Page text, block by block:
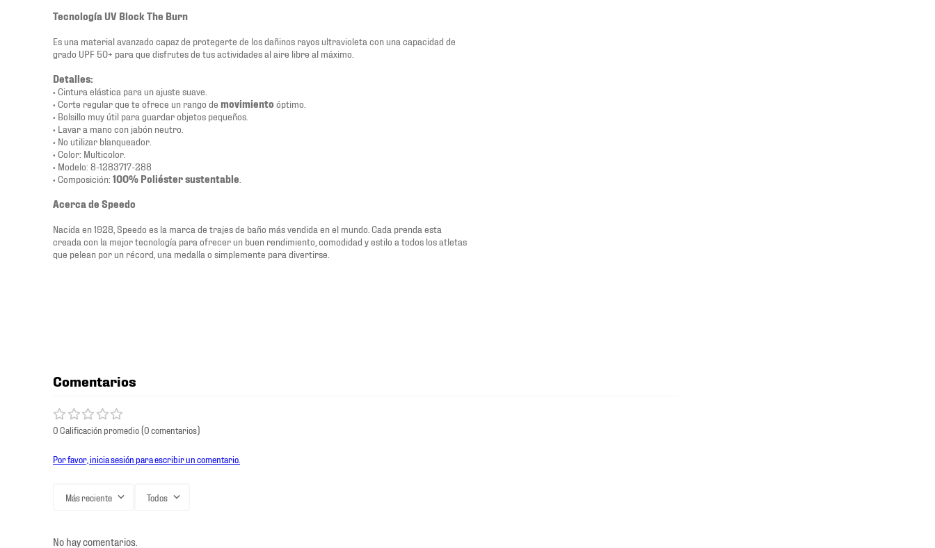
Tecnología UV Block The Burn
Es una material avanzado capaz de protegerte de los dañinos rayos ultravioleta con una capacidad de
grado UPF 50+ para que disfrutes de tus actividades al aire libre al máximo.
Detalles:
• Cintura elástica para un ajuste suave.
• Corte regular que te ofrece un rango de movimiento óptimo.
• Bolsillo muy útil para guardar objetos pequeños.
• Lavar a mano con jabón neutro.
• No utilizar blanqueador.
• Color: Multicolor.
• Modelo: 8-1283717-288
• Composición: 100% Poliéster sustentable
Acerca de Speedo
Nacida en 1928, Speedo es la marca de trajes de baño más vendida en el mundo. Cada prenda esta
creada con la mejor tecnología para ofrecer un buen rendimiento, comodidad y estilo a todos los atletas
que pelean por un récord, una medalla o simplemente para divertirse.
Comentarios
0 Calificación promedio(0 comentarios)
Por favor, inicia sesión para escribir un comentario.
Más reciente Todos
No hay comentarios.